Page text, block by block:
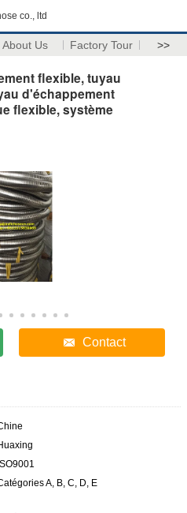
co., ltd
About Us Factory Tour >>
flexible, tuyau
d'échappement
flexible, système
Contact
A, B, C, D, E